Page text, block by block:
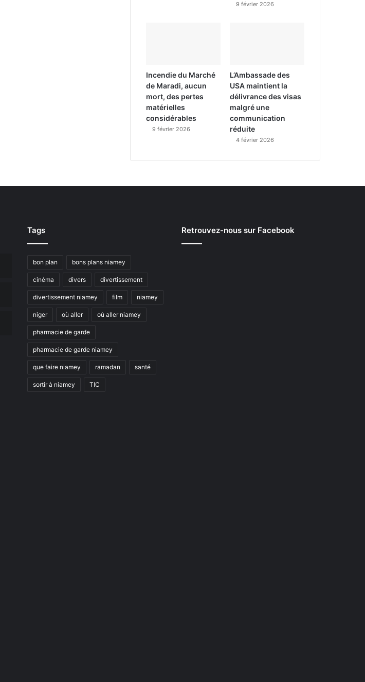
9 février 2026
Incendie du Marché
de Maradi, aucun
mort, des pertes
matérielles
considérables
9 février 2026
L’Ambassade des
USA maintient la
délivrance des visas
malgré une
communication
réduite
4 février 2026
Tags
bon plan bons plans niamey
cinéma divers divertissement
divertissement niamey film niamey
niger où aller où aller niamey
pharmacie de garde
pharmacie de garde niamey
que faire niamey ramadan santé
sortir à niamey TIC
Retrouvez-nous sur Facebook